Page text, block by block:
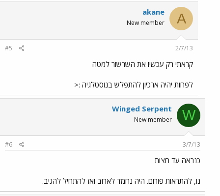
A
akane
New member
2/7/13
#5
קראתי רק עכשיו את השרשור למטה
לפחות יהיה ארכיון להתפלש בנוסטלגיה :<
W
Winged Serpent
New member
3/7/13
#6
כנראה עד חצות
נו, להתראות פורום. היה נחמד לארוב ואז להתחיל להגיב.